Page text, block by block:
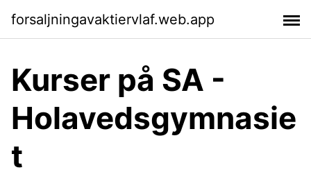
forsaljningavaktiervlaf.web.app
Kurser på SA -
Holavedsgymnasie
t